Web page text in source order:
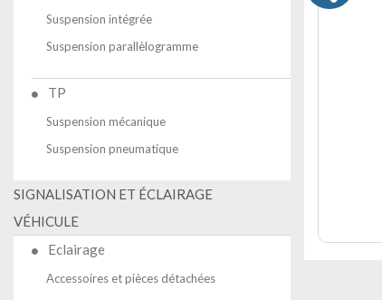
Suspension intégrée
Suspension parallèlogramme
TP
Suspension mécanique
Suspension pneumatique
SIGNALISATION ET ÉCLAIRAGE
VÉHICULE
Eclairage
Accessoires et pièces détachées